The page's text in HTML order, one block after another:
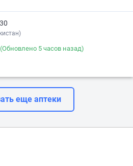
(Обновлено 5 часов назад)
еще аптеки